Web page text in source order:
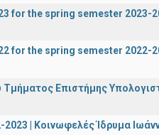
for the spring semester 2023-
for the spring semester 2022-
Επιστήμης
| Κοινωφελές Ίδρυμα